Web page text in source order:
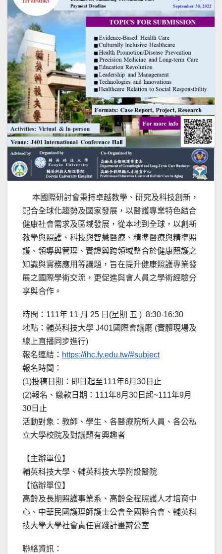
本國際研討會秉持卓越教學、研究及科技創新，
配合全球化趨勢及國家發展，以醫護專業特色結合
健康社會需求及區域發展，從本地到全球，以創新
教學與照護、科技與智慧醫療、精準醫療與精準照
護、領導與管理、實證與跨領域整合於健康照護之
知識與實務應用等議題，旨在提升健康照護專業發
展之國際學術交流，更促進與會人員之學術經驗分
享與合作。
時間：111年 11 月 25 日(星期 五 ) 8:30-16:30
地點：輔英科技大學 J401國際會議廳 (實體現場及
線上直播同步進行)
報名連結： https://ihc.fy.edu.tw/#subject
報名時間：
(1)投稿日期：即日起至111年6月30日止
(2)報名、繳款日期：111年8月30日起~111年9月
30日止
活動對象：教師、學生、各醫療院所人員、各公私
立大學校院及對議題有興趣者
【主辦單位】
輔英科技大學、輔英科技大學附設醫院
【協辦單位】
高齡及長期照護事業系、高齡全程照護人才培育中
心、中華民國護理師護士公會全國聯合會、輔英科
技大學大學社會責任實踐計畫辧公室
聯絡資訊：